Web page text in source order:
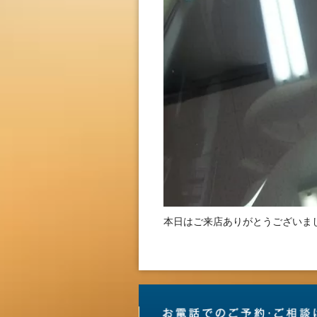
本日はご来店ありがとうございま